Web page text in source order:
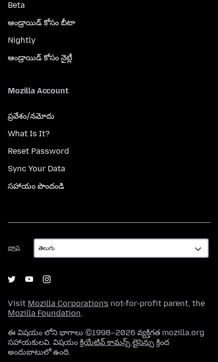
Beta
ఆండ్రాయిడ్ కోసం బీటా
Nightly
ఆండ్రాయిడ్ కోసం నైట్లీ
Mozilla Account
ప్రవేశం/నమోదు
What Is It?
Reset Password
Sync Your Data
సహాయం పొందండి
భాష
భాష
Visit Mozilla Corporation's not-for-profit parent, the
Mozilla Foundation.
ఈ విషయం లోని భాగాలు ©1998–2026 వ్యక్తిగత mozilla.org
సహాయకులవి. విషయం క్రియేటివ్ కామన్స్ లైసెన్సు క్రింద
అందుబాటులో ఉంది.